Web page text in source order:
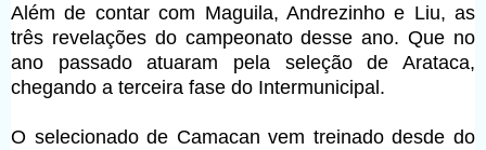
Além de contar com Maguila, Andrezinho e Liu, as
três revelações do campeonato desse ano. Que no
ano passado atuaram pela seleção de Arataca,
chegando a terceira fase do Intermunicipal.
O selecionado de Camacan vem treinado desde do